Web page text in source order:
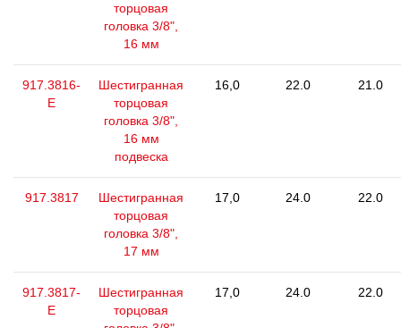
торцовая
головка 3/8",
16 мм
917.3816-
E
Шестигранная
торцовая
головка 3/8",
16 мм
подвеска
16,0 22.0 21.0
917.3817
Шестигранная
торцовая
головка 3/8",
17 мм
17,0 24.0 22.0
917.3817-
E
Шестигранная
торцовая
17,0 24.0 22.0